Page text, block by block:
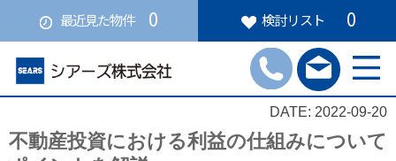
最近見た物件 0 検討リスト 0
DATE: 2022-09-20
不動産投資における利益の仕組みについて